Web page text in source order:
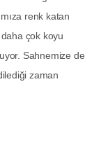
renk katan
çok koyu
Sahnemize de
zaman